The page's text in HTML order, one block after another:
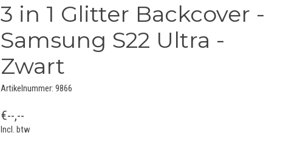
3 in 1 Glitter Backcover -
Samsung S22 Ultra -
Zwart
Artikelnummer: 9866
€--,--
Incl. btw